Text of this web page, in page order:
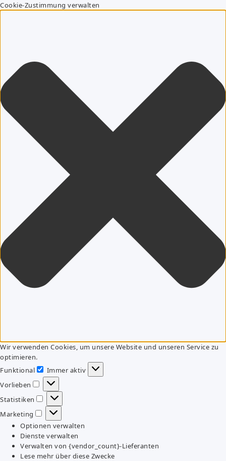
Cookie-Zustimmung verwalten
Wir verwenden Cookies, um unsere Website und unseren Service zu
optimieren.
Funktional
Funktional
Immer aktiv
Vorlieben
Vorlieben
Statistiken
Statistiken
Marketing
Marketing
Optionen verwalten
Dienste verwalten
Verwalten von {vendor_count}-Lieferanten
Lese mehr über diese Zwecke